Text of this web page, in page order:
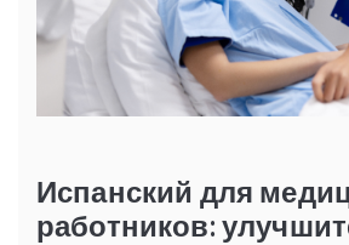
Испанский для
работников: